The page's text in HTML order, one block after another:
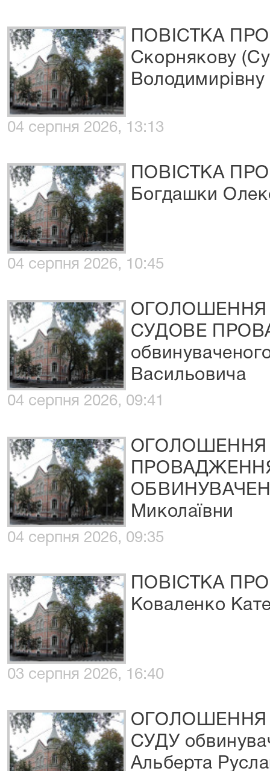
ПОВІСТКА
Скорнякову
Володимирівну
04 серпня 2026, 13:13
ПОВІСТКА
Богдашки
04 серпня 2026, 10:45
ОГОЛОШЕННЯ
СУДОВЕ
Васильовича
04 серпня 2026, 09:41
ОГОЛОШЕННЯ
Миколаївни
04 серпня 2026, 09:35
ПОВІСТКА
Коваленко
03 серпня 2026, 16:40
ОГОЛОШЕННЯ
СУДУ
Альберта